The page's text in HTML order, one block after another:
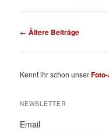
Beitragsnavigation
← Ältere Beiträge
Kennt ihr schon unser
NEWSLETTER
Email